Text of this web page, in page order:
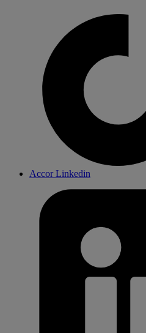
Accor Linkedin